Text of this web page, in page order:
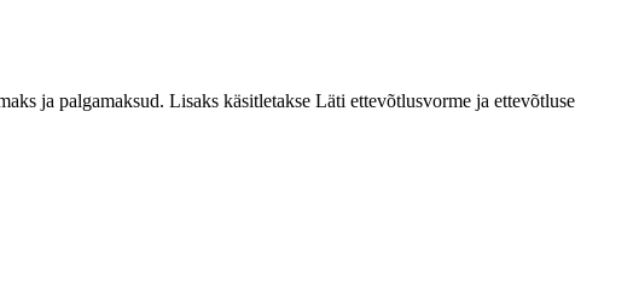
ja palgamaksud. Lisaks käsitletakse Läti ettevõtlusvorme ja ettevõtluse